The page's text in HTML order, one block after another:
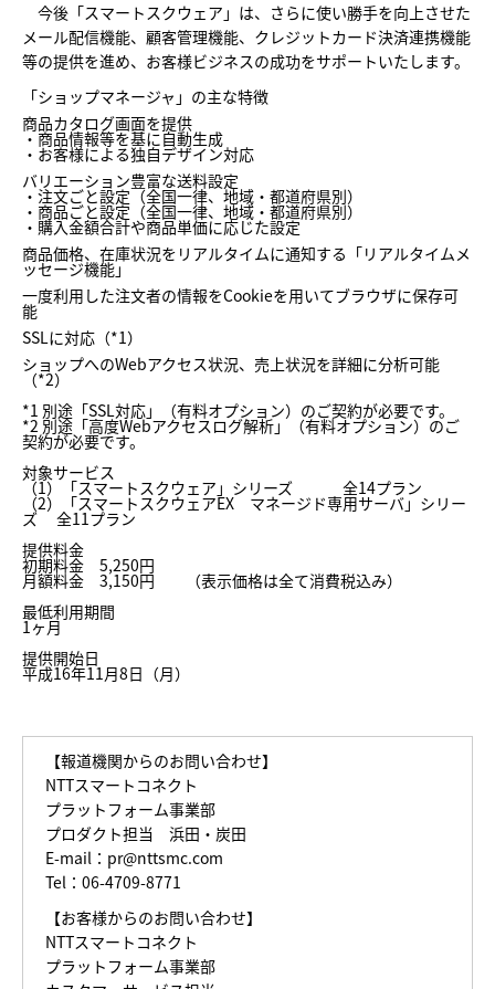
今後「スマートスクウェア」は、さらに使い勝手を向上させた
メール配信機能、顧客管理機能、クレジットカード決済連携機能
等の提供を進め、お客様ビジネスの成功をサポートいたします。
「ショップマネージャ」の主な特徴
商品カタログ画面を提供
・商品情報等を基に自動生成
・お客様による独自デザイン対応
バリエーション豊富な送料設定
・注文ごと設定（全国一律、地域・都道府県別）
・商品ごと設定（全国一律、地域・都道府県別）
・購入金額合計や商品単価に応じた設定
商品価格、在庫状況をリアルタイムに通知する「リアルタイムメ
ッセージ機能」
一度利用した注文者の情報をCookieを用いてブラウザに保存可
能
SSLに対応（*1）
ショップへのWebアクセス状況、売上状況を詳細に分析可能
（*2）
*1 別途「SSL対応」（有料オプション）のご契約が必要です。
*2 別途「高度Webアクセスログ解析」（有料オプション）のご
契約が必要です。
対象サービス
（1）「スマートスクウェア」シリーズ 全14プラン
（2）「スマートスクウェアEX マネージド専用サーバ」シリー
ズ 全11プラン
提供料金
初期料金 5,250円
月額料金 3,150円 （表示価格は全て消費税込み）
最低利用期間
1ヶ月
提供開始日
平成16年11月8日（月）
【報道機関からのお問い合わせ】
NTTスマートコネクト
プラットフォーム事業部
プロダクト担当 浜田・炭田
E-mail： pr@nttsmc.com
Tel：06-4709-8771
【お客様からのお問い合わせ】
NTTスマートコネクト
プラットフォーム事業部